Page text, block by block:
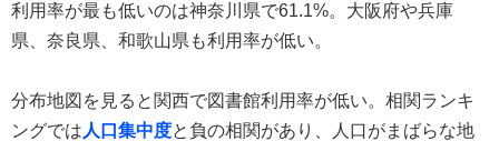
利用率が最も低いのは神奈川県で61.1%。大阪府や兵庫
県、奈良県、和歌山県も利用率が低い。
分布地図を見ると関西で図書館利用率が低い。相関ランキ
ングでは 人口集中度と負の相関があり、人口がまばらな地